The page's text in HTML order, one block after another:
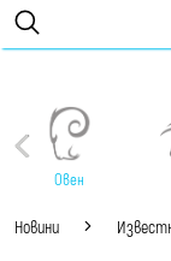
Овен
Новини